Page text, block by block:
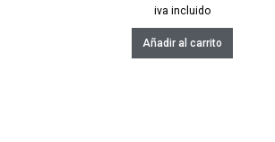
iva incluido
Añadir al carrito